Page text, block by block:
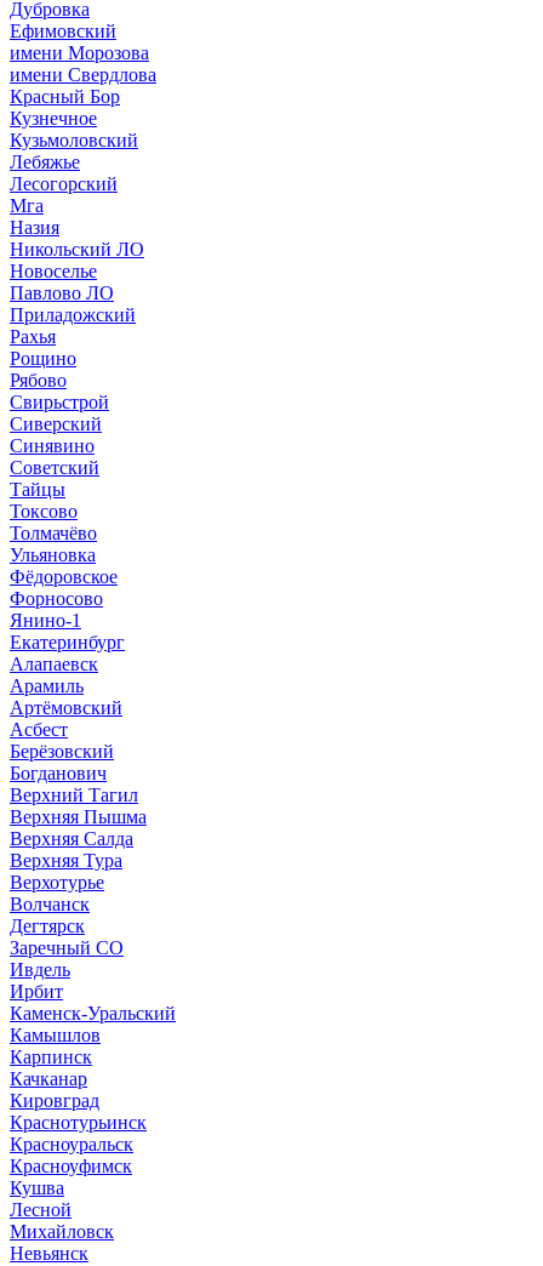
Дубровка
Ефимовский
имени Морозова
имени Свердлова
Красный Бор
Кузнечное
Кузьмоловский
Лебяжье
Лесогорский
Мга
Назия
Никольский ЛО
Новоселье
Павлово ЛО
Приладожский
Рахья
Рощино
Рябово
Свирьстрой
Сиверский
Синявино
Советский
Тайцы
Токсово
Толмачёво
Ульяновка
Фёдоровское
Форносово
Янино-1
Екатеринбург
Алапаевск
Арамиль
Артёмовский
Асбест
Берёзовский
Богданович
Верхний Тагил
Верхняя Пышма
Верхняя Салда
Верхняя Тура
Верхотурье
Волчанск
Дегтярск
Заречный СО
Ивдель
Ирбит
Каменск-Уральский
Камышлов
Карпинск
Качканар
Кировград
Краснотурьинск
Красноуральск
Красноуфимск
Кушва
Лесной
Михайловск
Невьянск